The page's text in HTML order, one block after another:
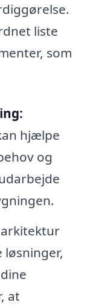
liste
som
hjælpe
og
at